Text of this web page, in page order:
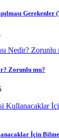
Gerekenler
Zorunlu mu?
İçin